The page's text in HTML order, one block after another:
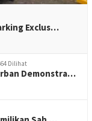
Exclus…
Dilihat
Demonstra…